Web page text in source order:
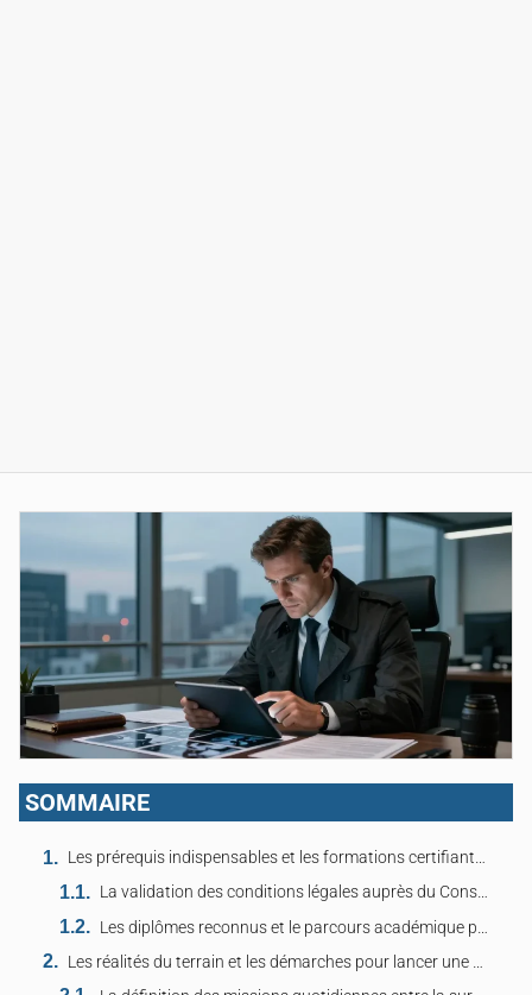
SOMMAIRE
Les prérequis indispensables et les formations certifiantes pour exercer ce métier
La validation des conditions légales auprès du Conseil National des Activités Privées
Les diplômes reconnus et le parcours académique pour obtenir la carte professionnelle
Les réalités du terrain et les démarches pour lancer une activité de recherches privées